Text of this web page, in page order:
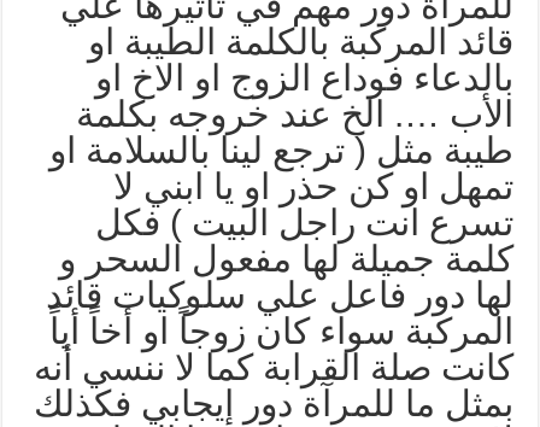
المركبة بالكلمة الطيبة او
فوداع الزوج او الاخ او
…. الخ عند خروجه بكلمة
مثل ( ترجع لينا بالسلامة او
او كن حذر او يا ابني لا
انت راجل البيت ) فكل
جميلة لها مفعول السحر و
دور فاعل علي سلوكيات قائد
سواء كان زوجاً او أخاً أياً
صلة القرابة كما لا ننسي أنه
ما للمرآة دور إيجابي فكذلك